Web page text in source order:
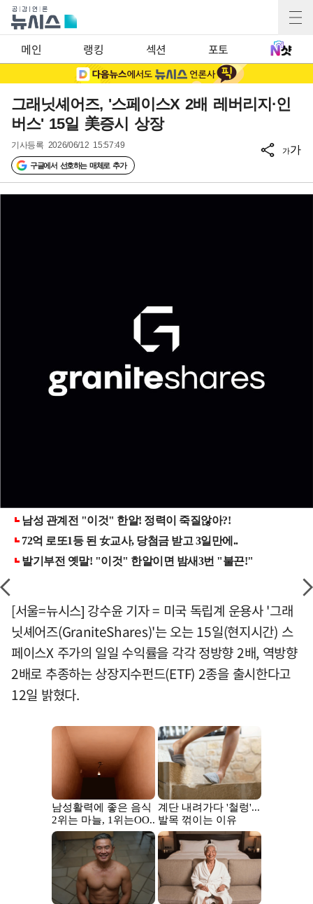
메인 랭킹 섹션 포토
그래닛셰어즈, '스페이스X 2배 레버리지·인
버스' 15일 美증시 상장
기사등록 2026/06/12 15:57:49
구글에서 선호하는 매체로 추가
가가
[서울=뉴시스] 강수윤 기자 = 미국 독립계 운용사 '그래
닛셰어즈(GraniteShares)'는 오는 15일(현지시간) 스
페이스X 주가의 일일 수익률을 각각 정방향 2배, 역방향
2배로 추종하는 상장지수펀드(ETF) 2종을 출시한다고
12일 밝혔다.